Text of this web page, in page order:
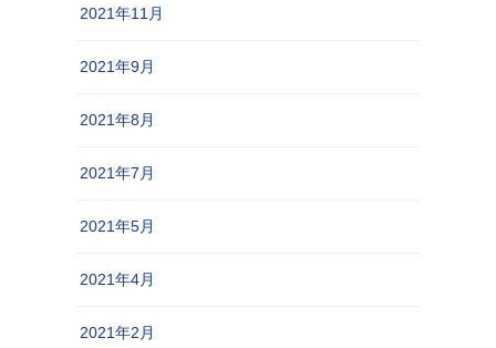
2021年11月
2021年9月
2021年8月
2021年7月
2021年5月
2021年4月
2021年2月